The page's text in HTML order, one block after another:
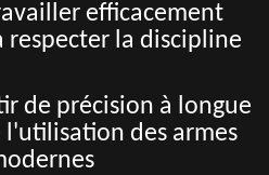
efficacement
respecter la discipline
de précision à longue
l'utilisation des armes